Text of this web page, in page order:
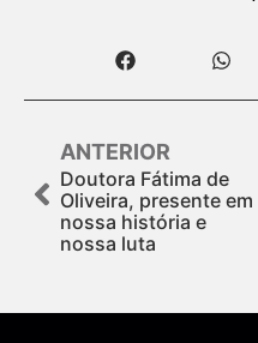
ANTERIOR
Doutora Fátima de
Oliveira, presente em
nossa história e
nossa luta